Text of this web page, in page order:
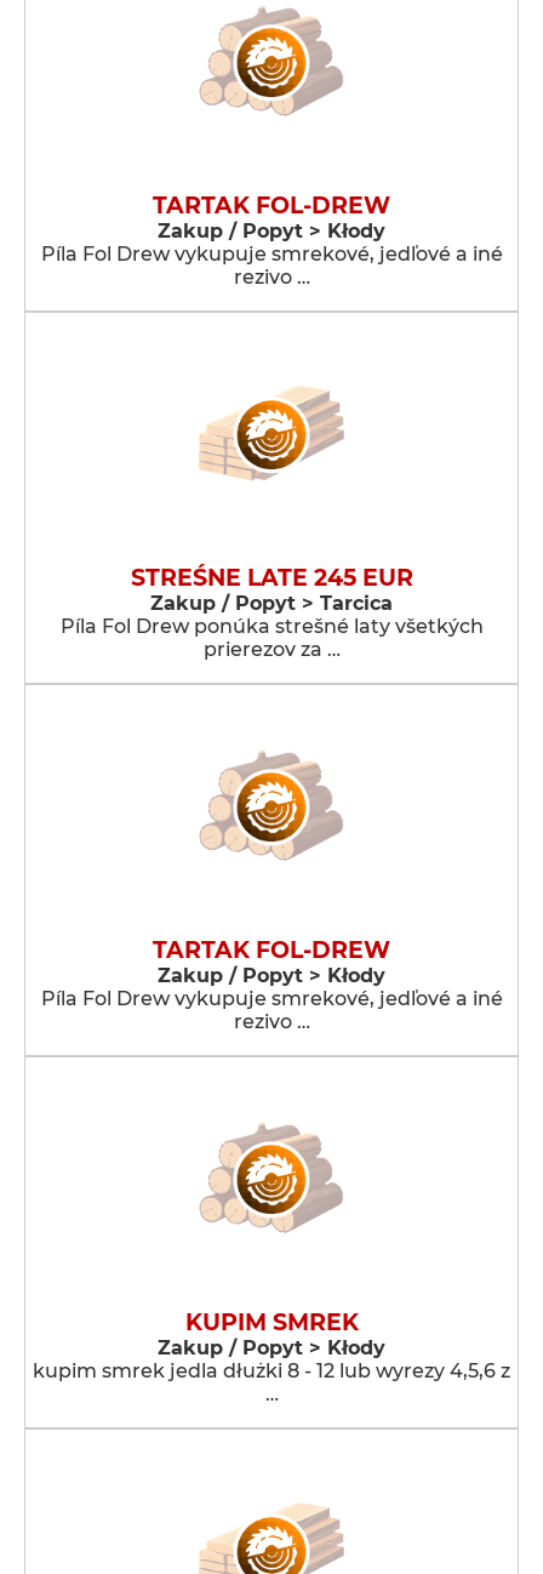
TARTAK FOL-DREW
Zakup / Popyt > Kłody
Píla Fol Drew vykupuje smrekové, jedľové a iné
rezivo …
STREŚNE LATE 245 EUR
Zakup / Popyt > Tarcica
Píla Fol Drew ponúka strešné laty všetkých
prierezov za …
TARTAK FOL-DREW
Zakup / Popyt > Kłody
Píla Fol Drew vykupuje smrekové, jedľové a iné
rezivo …
KUPIM SMREK
Zakup / Popyt > Kłody
kupim smrek jedla dłużki 8 - 12 lub wyrezy 4,5,6 z
…